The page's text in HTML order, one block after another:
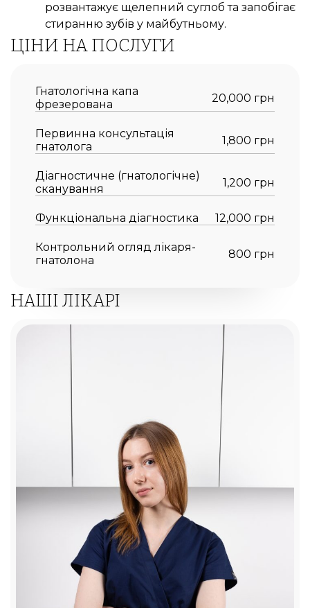
розвантажує щелепний суглоб та запобігає
стиранню зубів у майбутньому.
ЦІНИ НА ПОСЛУГИ
Гнатологічна капа
фрезерована
20,000 грн
Первинна консультація
гнатолога
1,800 грн
Діагностичне (гнатологічне)
сканування
1,200 грн
Функціональна діагностика 12,000 грн
Контрольний огляд лікаря-
гнатолона
800 грн
НАШІ ЛІКАРІ